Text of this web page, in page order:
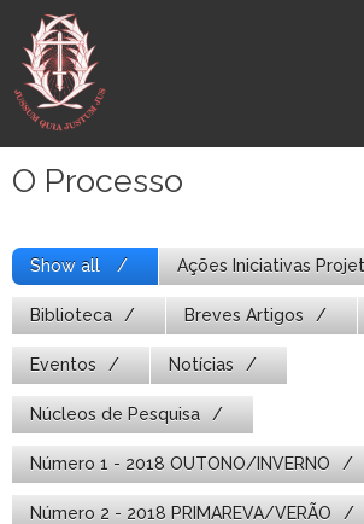
para
conteúdo
O Processo
Show all Ações Iniciativas
Biblioteca Breves Artigos
Eventos Notícias
Núcleos de Pesquisa
Número 1 - 2018 OUTONO/INVERNO
Número 2 - 2018 PRIMAREVA/VERÃO